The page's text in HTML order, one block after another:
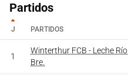
Partidos
J PARTIDOS
PARTIDOS
1
Winterthur FCB - Leche Río
Bre.